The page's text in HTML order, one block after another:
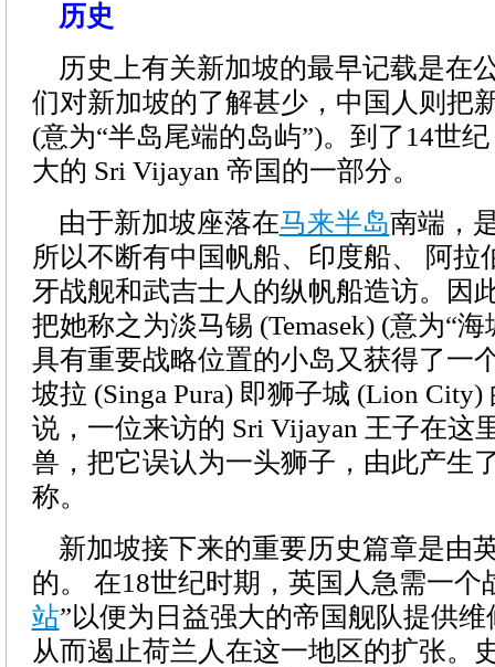
历史
历史上有关新加坡的最早记载是在
们对新加坡的了解甚少，中国人则把
(意为“半岛尾端的岛屿”)。到了14世
大的 Sri Vijayan 帝国的一部分。
由于新加坡座落在马来半岛南端，
所以不断有中国帆船、印度船、 阿拉
牙战舰和武吉士人的纵帆船造访。因
把她称之为淡马锡 (Temasek) (意为“
具有重要战略位置的小岛又获得了一
坡拉 (Singa Pura) 即狮子城 (Lion
说，一位来访的 Sri Vijayan 王子在这
兽，把它误认为一头狮子，由此产生
称。
新加坡接下来的重要历史篇章是由
的。 在18世纪时期，英国人急需一个
站”以便为日益强大的帝国舰队提供
从而遏止荷兰人在这一地区的扩张。